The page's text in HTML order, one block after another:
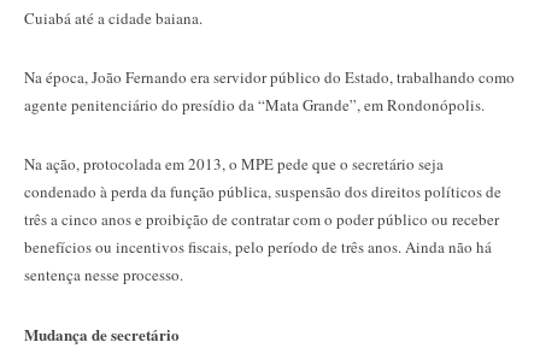
Cuiabá até a cidade baiana.
Na época, João Fernando era servidor público do Estado, trabalhando como
agente penitenciário do presídio da “Mata Grande”, em Rondonópolis.
Na ação, protocolada em 2013, o MPE pede que o secretário seja
condenado à perda da função pública, suspensão dos direitos políticos de
três a cinco anos e proibição de contratar com o poder público ou receber
benefícios ou incentivos fiscais, pelo período de três anos. Ainda não há
sentença nesse processo.
Mudança de secretário